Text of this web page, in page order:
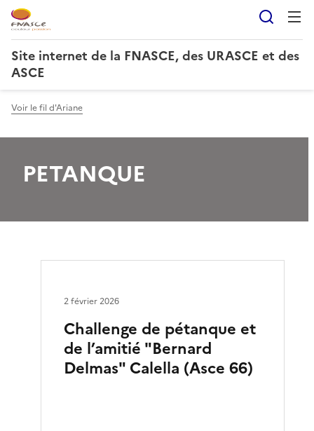
Site internet de la FNASCE, des URASCE et des
ASCE
Voir le fil d'Ariane
PETANQUE
Challenge de pétanque et
de l’amitié "Bernard
Delmas" Calella (Asce 66)
2 février 2026